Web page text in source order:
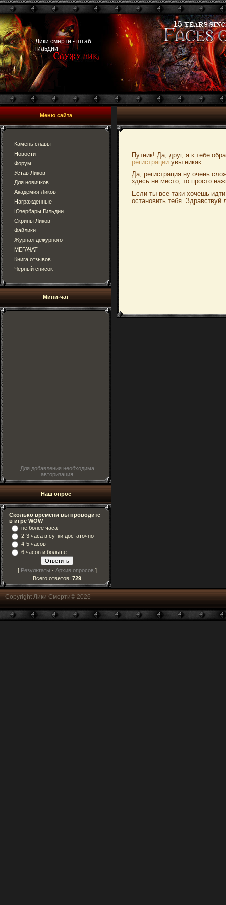
Лики смерти - штаб
гильдии
Меню сайта
Камень славы
Новости
Форум
Устав Ликов
Для новичков
Академия Ликов
Награжденные
Юзербары Гильдии
Скрины Ликов
Файлики
Журнал дежурного
МЕГАЧАТ
Книга отзывов
Черный список
Мини-чат
Для добавления необходима
авторизация
Наш опрос
Сколько времени вы проводите
в игре WOW
не более часа
2-3 часа в сутки достаточно
4-5 часов
6 часов и больше
[ Результаты · Архив опросов ]
Всего ответов: 729
Путник! Да, друг, я к тебе
регистрации увы никак.
Да, регистрация ну очень
здесь не место, то просто
Если ты все-таки хочешь
остановить тебя.
Copyright Лики Смерти© 2026